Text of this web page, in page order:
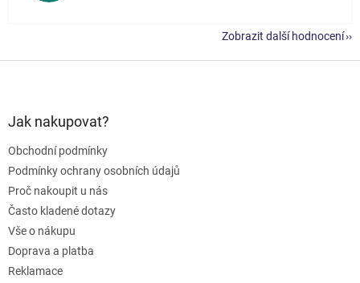
Zobrazit další hodnocení
Jak nakupovat?
Obchodní podmínky
Podmínky ochrany osobních údajů
Proč nakoupit u nás
Často kladené dotazy
Vše o nákupu
Doprava a platba
Reklamace